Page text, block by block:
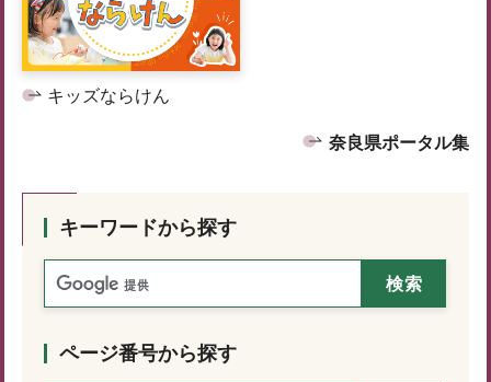
キッズならけん
奈良県ポータル集
キーワードから探す
ページ番号から探す